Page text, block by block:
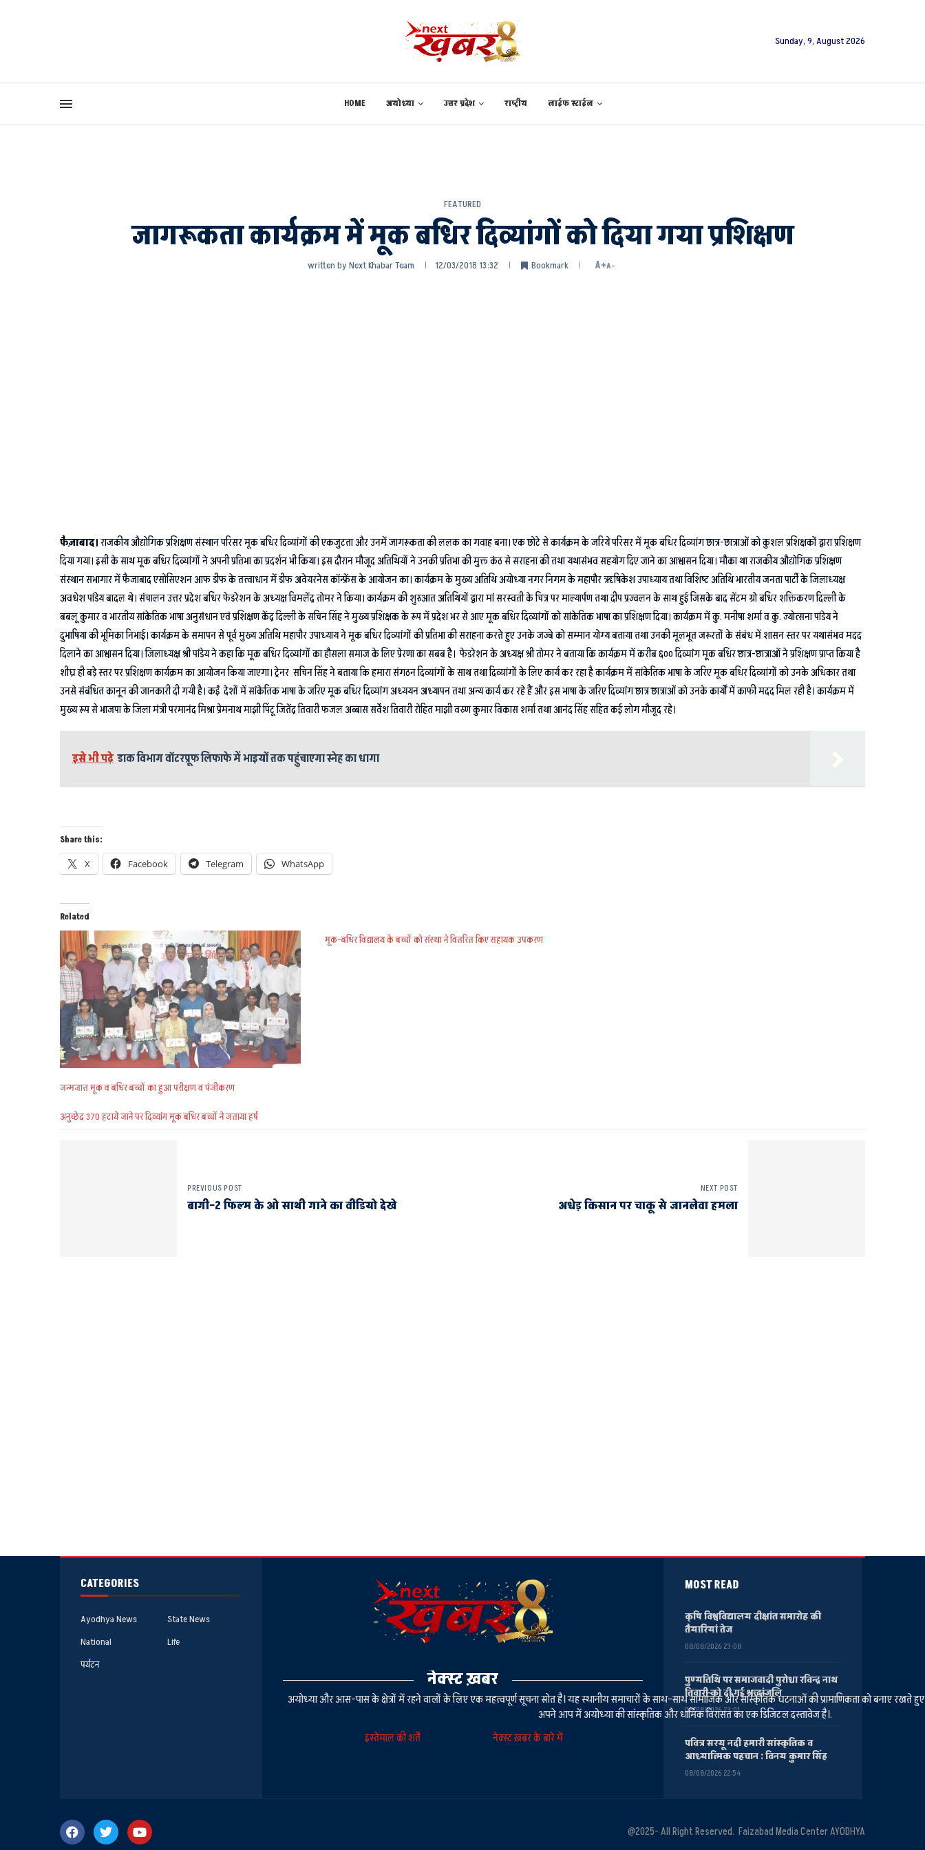
Sunday, 9, August 2026
HOME अयोध्या उत्तर प्रदेश राष्ट्रीय लाईफ स्टाईल
FEATURED
जागरूकता कार्यक्रम में मूक बधिर दिव्यांगों को दिया गया प्रशिक्षण
written byNext Khabar Team 12/03/2018 13:32 Bookmark A+A-
फैज़ाबाद।राजकीय औद्योगिक प्रशिक्षण संस्थान परिसर मूक बधिर दिव्यांगों की एकजुटता और उनमें जागरूकता की ललक का गवाह बना। एक छोटे से कार्यक्रम के जरिये परिसर में मूक बधिर दिव्यांग छात्र-छात्राओं को कुशल प्रशिक्षकों द्वारा प्रशिक्षण
दिया गया। इसी के साथ मूक बधिर दिव्यांगों ने अपनी प्रतिभा का प्रदर्शन भी किया। इस दौरान मौजूद अतिथियों ने उनकी प्रतिभा की मुक्त कंठ से सराहना की तथा यथासंभव सहयोग दिए जाने का आश्वासन दिया। मौका था राजकीय औद्योगिक प्रशिक्षण
संस्थान सभागार में फैजाबाद एसोसिएशन आफ डीफ के तत्वाधान में डीफ अवेयरनेस कॉन्फ्रेंस के आयोजन का। कार्यक्रम के मुख्य अतिथि अयोध्या नगर निगम के महापौर ऋषिकेश उपाध्याय तथा विशिष्ट अतिथि भारतीय जनता पार्टी के जिलाध्यक्ष
अवधेश पांडेय बादल थे। संचालन उत्तर प्रदेश बधिर फेडरेशन के अध्यक्ष विमलेंद्र तोमर ने किया। कार्यक्रम की शुरुआत अतिथियों द्वारा मां सरस्वती के चित्र पर माल्यार्पण तथा दीप प्रज्वलन के साथ हुई जिसके बाद सेंटम ग्रो बधिर शक्तिकरण दिल्ली के
बबलू कुमार व भारतीय सांकेतिक भाषा अनुसंधान एवं प्रशिक्षण केंद्र दिल्ली के सचिन सिंह ने मुख्य प्रशिक्षक के रूप में प्रदेश भर से आए मूक बधिर दिव्यांगों को सांकेतिक भाषा का प्रशिक्षण दिया। कार्यक्रम में कु. मनीषा शर्मा व कु. ज्योत्सना पांडेय ने
दुभाषिया की भूमिका निभाई। कार्यक्रम के समापन से पूर्व मुख्य अतिथि महापौर उपाध्याय ने मूक बधिर दिव्यांगों की प्रतिभा की सराहना करते हुए उनके जज्बे को सम्मान योग्य बताया तथा उनकी मूलभूत जरूरतों के संबंध में शासन स्तर पर यथासंभव मदद
दिलाने का आश्वासन दिया। जिलाध्यक्ष श्री पांडेय ने कहा कि मूक बधिर दिव्यांगों का हौसला समाज के लिए प्रेरणा का सबब है। फेडरेशन के अध्यक्ष श्री तोमर ने बताया कि कार्यक्रम में करीब ६०० दिव्यांग मूक बधिर छात्र-छात्राओं ने प्रशिक्षण प्राप्त किया है
शीघ्र ही बड़े स्तर पर प्रशिक्षण कार्यक्रम का आयोजन किया जाएगा। ट्रेनर सचिन सिंह ने बताया कि हमारा संगठन दिव्यांगों के साथ तथा दिव्यांगों के लिए कार्य कर रहा है कार्यक्रम में सांकेतिक भाषा के जरिए मूक बधिर दिव्यांगों को उनके अधिकार तथा
उनसे संबंधित कानून की जानकारी दी गयी है। कईं देशों में सांकेतिक भाषा के जरिए मूक बधिर दिव्यांग अध्ययन अध्यापन तथा अन्य कार्य कर रहे हैं और इस भाषा के जरिए दिव्यांग छात्र छात्राओं को उनके कार्यों में काफी मदद मिल रही है। कार्यक्रम में
मुख्य रूप से भाजपा के जिला मंत्री परमानंद मिश्रा प्रेमनाथ माझी पिंटू जितेंद्र तिवारी फजल अब्बास सर्वेश तिवारी रोहित माझी वरुण कुमार विकास शर्मा तथा आनंद सिंह सहित कई लोग मौजूद रहे।
इसे भी पढ़े डाक विभाग वॉटरप्रूफ लिफाफे में भाइयों तक पहुंचाएगा स्नेह का धागा
Share this:
X Facebook Telegram WhatsApp
Related
मूक-बधिर विद्यालय के बच्चों को संस्था ने वितरित किए सहायक उपकरण
जन्मजात मूक व बधिर बच्चों का हुआ परीक्षण व पंजीकरण
अनुच्छेद 370 हटाये जाने पर दिव्यांग मूक बधिर बच्चों ने जताया हर्ष
PREVIOUS POST
बागी–2 फिल्म के ओ साथी गाने का वीडियो देखे
NEXT POST
अधेड़ किसान पर चाकू से जानलेवा हमला
CATEGORIES
Ayodhya News
State News
National
Life
पर्यटन
नेक्स्ट ख़बर
अयोध्या और आस-पास के क्षेत्रों में रहने वालों के लिए एक महत्वपूर्ण सूचना स्रोत है। यह स्थानीय समाचारों के साथ-साथ सामाजिक और सांस्कृतिक घटनाओं की प्रामाणिकता को बनाए रखते हुए
अपने आप में अयोध्या की सांस्कृतिक और धार्मिक विरासत का एक डिजिटल दस्तावेज है।.
इस्तेमाल की शर्तें नेक्स्ट ख़बर के बारे में
MOST READ
कृषि विश्वविद्यालय दीक्षांत समारोह की
तैयारियां तेज
08/08/2026 23:08
पुण्यतिथि पर समाजवादी पुरोधा रविन्द्र नाथ
तिवारी को दी गई श्रद्धांजलि
08/08/2026 23:01
पवित्र सरयू नदी हमारी सांस्कृतिक व
आध्यात्मिक पहचान : विनय कुमार सिंह
08/08/2026 22:54
@2025- All Right Reserved. Faizabad Media Center AYODHYA